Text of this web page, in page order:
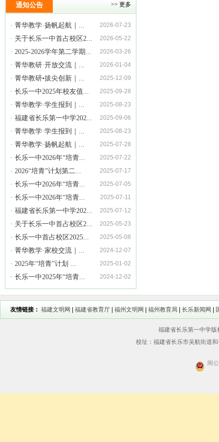
通知公告 >> 更多
· 菁华教学·扬帆起航｜... 2026-07-23
· 关于长乐一中首占校区2... 2026-05-22
· 2025-2026学年第二学期... 2026-03-26
· 菁华教研·开放交流｜... 2026-01-04
· 菁华教研•拔尖创新｜... 2025-12-09
· 长乐一中2025年校友值... 2025-09-28
· 菁华教学·学生报到｜... 2025-08-23
· 福建省长乐第一中学202... 2025-09-06
· 菁华教学·学生报到｜... 2025-08-23
· 菁华教学·扬帆起航｜... 2025-07-28
· 长乐一中2026年“培青... 2025-07-22
· 2026“培青”计划第二... 2025-07-17
· 长乐一中2026年“培青... 2025-07-05
· 长乐一中2026年“培青... 2025-07-11
· 福建省长乐第一中学202... 2025-07-12
· 关于长乐一中首占校区2... 2025-05-23
· 长乐一中首占校区2025... 2025-05-08
· 菁华教学·家校交流｜... 2024-12-07
· 2025年“培青”计划 ... 2025-01-02
· 长乐一中2025年“培青... 2024-12-02
友情链接： 福建文明网 福建省教育厅 福州文明网 福州教育局 长乐新闻网
福建省长乐第一中学
校址：福建省长乐市吴航街道
闽